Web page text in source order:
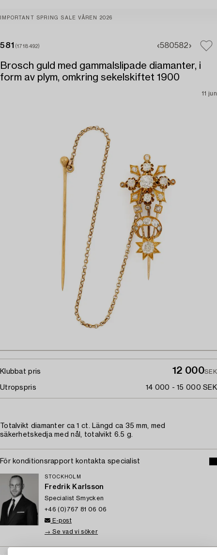
IMPORTANT SPRING SALE VÅREN 2026
581 (1718492) 580582
Brosch guld med gammalslipade diamanter, i
form av plym, omkring sekelskiftet 1900
11 jun
Klubbat pris 12 000SEK
Utropspris 14 000 - 15 000 SEK
Totalvikt diamanter ca 1 ct. Längd ca 35 mm, med
säkerhetskedja med nål, totalvikt 6.5 g.
För konditionsrapport kontakta specialist
STOCKHOLM
Fredrik Karlsson
Specialist Smycken
+46 (0)767 81 06 06
E-post
→ Se vad vi söker